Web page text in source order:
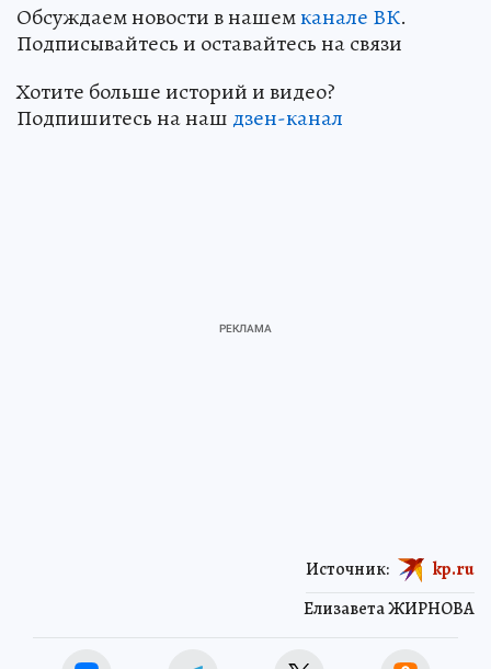
Обсуждаем новости в нашемканале ВК.
Подписывайтесь и оставайтесь на связи
Хотите больше историй и видео?
Подпишитесь на наш дзен-канал
Елизавета ЖИРНОВА
Источник: kp.ru